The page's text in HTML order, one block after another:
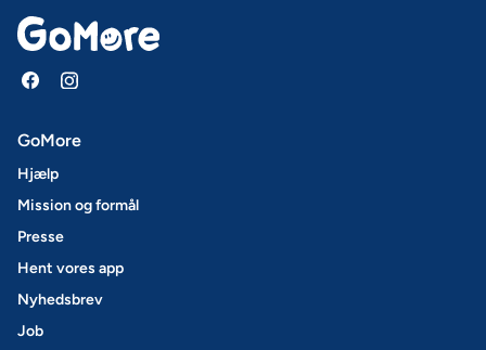
GoMore
Hjælp
Mission og formål
Presse
Hent vores app
Nyhedsbrev
Job